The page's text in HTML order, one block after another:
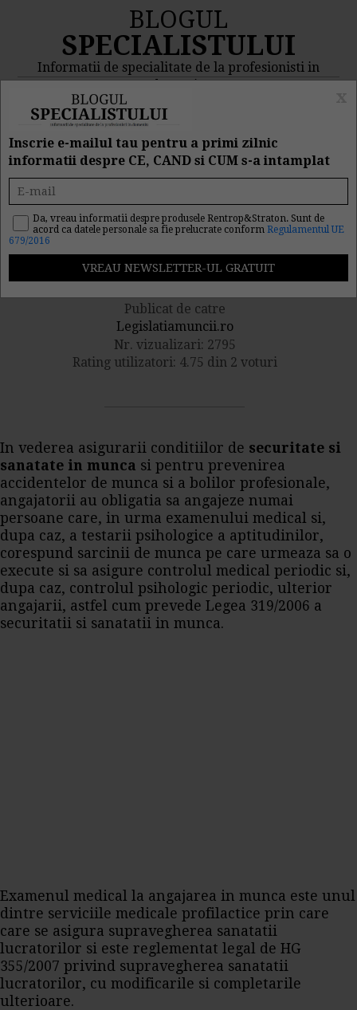
BLOGUL
SPECIALISTULUI
Informatii de specialitate de la profesionisti in
domeniu
MENIU
Ce trebuie sa stii despre
examenul medical la
angajarea in munca
Publicat de catre
Legislatiamuncii.ro
Nr. vizualizari: 2795
Rating utilizatori: 4.75 din 2 voturi
In vederea asigurarii conditiilor de securitate si
sanatate in munca si pentru prevenirea
accidentelor de munca si a bolilor profesionale,
angajatorii au obligatia sa angajeze numai
persoane care, in urma examenului medical si,
dupa caz, a testarii psihologice a aptitudinilor,
corespund sarcinii de munca pe care urmeaza sa o
execute si sa asigure controlul medical periodic si,
dupa caz, controlul psihologic periodic, ulterior
angajarii, astfel cum prevede Legea 319/2006 a
securitatii si sanatatii in munca.
Examenul medical la angajarea in munca este unul
dintre serviciile medicale profilactice prin care
care se asigura supravegherea sanatatii
lucratorilor si este reglementat legal de HG
355/2007 privind supravegherea sanatatii
lucratorilor, cu modificarile si completarile
ulterioare.
Inscrie e-mailul tau pentru a primi zilnic
informatii despre CE, CAND si CUM s-a intamplat
Da, vreau informatii despre produsele Rentrop&Straton. Sunt de
acord ca datele personale sa fie prelucrate conform Regulamentul UE
679/2016